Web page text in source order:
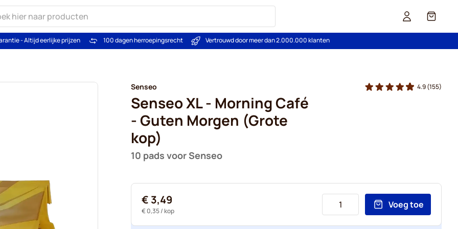
Cart
- Altijd eerlijke prijzen 100 dagen herroepingsrecht Vertrouwd door meer dan 2.000.000 klanten
Senseo
Senseo XL - Morning Café
- Guten Morgen (Grote
kop)
10 pads voor Senseo
4.9(155)
€ 3,49
€ 0,35/ kop
Voeg toe